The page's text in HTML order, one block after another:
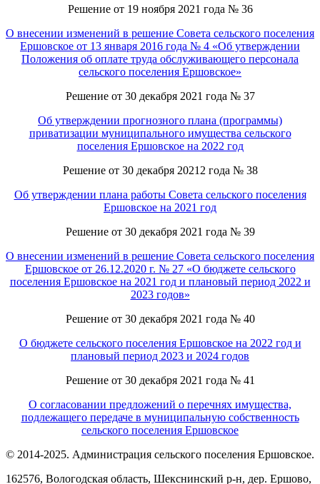
Решение от 19 ноября 2021 года № 36
О внесении изменений в решение Совета сельского поселения
Ершовское от 13 января 2016 года № 4 «Об утверждении
Положения об оплате труда обслуживающего персонала
сельского поселения Ершовское»
Решение от 30 декабря 2021 года № 37
Об утверждении прогнозного плана (программы)
приватизации муниципального имущества сельского
поселения Ершовское на 2022 год
Решение от 30 декабря 20212 года № 38
Об утверждении плана работы Совета сельского поселения
Ершовское на 2021 год
Решение от 30 декабря 2021 года № 39
О внесении изменений в решение Совета сельского поселения
Ершовское от 26.12.2020 г. № 27 «О бюджете сельского
поселения Ершовское на 2021 год и плановый период 2022 и
2023 годов»
Решение от 30 декабря 2021 года № 40
О бюджете сельского поселения Ершовское на 2022 год и
плановый период 2023 и 2024 годов
Решение от 30 декабря 2021 года № 41
О согласовании предложений о перечнях имущества,
подлежащего передаче в муниципальную собственность
сельского поселения Ершовское
© 2014-2025. Администрация сельского поселения Ершовское.
162576, Вологодская область, Шекснинский р-н, дер. Ершово,